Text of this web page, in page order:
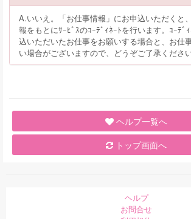
A.いいえ。「お仕事情報」にお申込いただくと
報をもとにｻｰﾋﾞｽのｺｰﾃﾞｨﾈｰﾄを行います。ｺｰﾃﾞ
込いただいたお仕事をお願いする場合と、お仕
い場合がございますので、どうぞご了承ください
ヘルプ一覧へ
トップ画面へ
ヘルプ
お問合せ